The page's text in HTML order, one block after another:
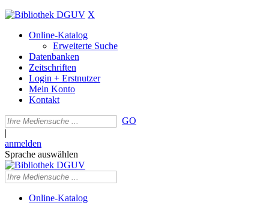
X
Online-Katalog
Erweiterte Suche
Datenbanken
Zeitschriften
Login + Erstnutzer
Mein Konto
Kontakt
GO
|
anmelden
Sprache auswählen
Online-Katalog